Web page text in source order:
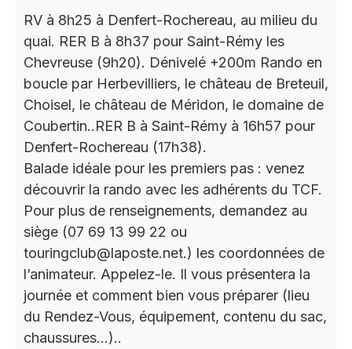
RV à 8h25 à Denfert-Rochereau, au milieu du
quai. RER B à 8h37 pour Saint-Rémy les
Chevreuse (9h20). Dénivelé +200m Rando en
boucle par Herbevilliers, le château de Breteuil,
Choisel, le château de Méridon, le domaine de
Coubertin..RER B à Saint-Rémy à 16h57 pour
Denfert-Rochereau (17h38).
Balade idéale pour les premiers pas : venez
découvrir la rando avec les adhérents du TCF.
Pour plus de renseignements, demandez au
siège (07 69 13 99 22 ou
touringclub@laposte.net.) les coordonnées de
l’animateur. Appelez-le. Il vous présentera la
journée et comment bien vous préparer (lieu
du Rendez-Vous, équipement, contenu du sac,
chaussures…)..